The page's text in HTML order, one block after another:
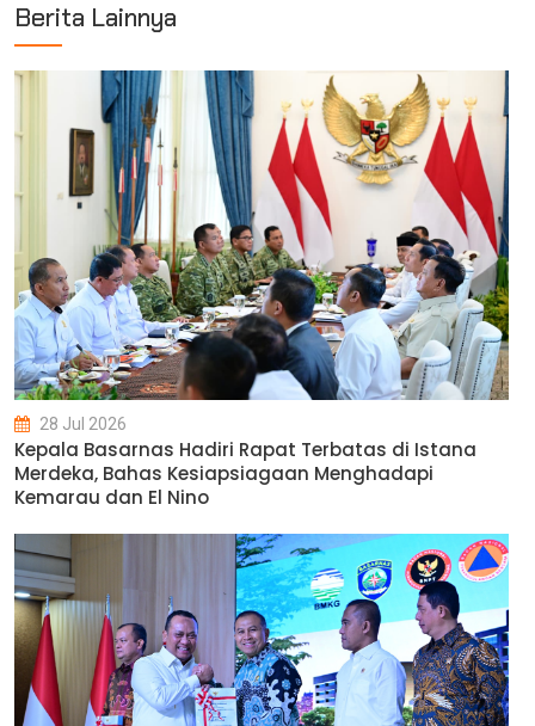
Berita Lainnya
28 Jul 2026
Kepala Basarnas Hadiri Rapat Terbatas di Istana
Merdeka, Bahas Kesiapsiagaan Menghadapi
Kemarau dan El Nino